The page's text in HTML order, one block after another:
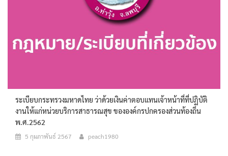
ระเบียบกระทรวงมหาดไทย ว่าด้วยเงินค่าตอบแทนเจ้าหน้าที่ที่ปฏิบัติ
งานให้แก่หน่วยบริการสาธารณสุข ขององค์กรปกครองส่วนท้องถิ่น
พ.ศ.2562
5 กุมภาพันธ์ 2567 peach1980